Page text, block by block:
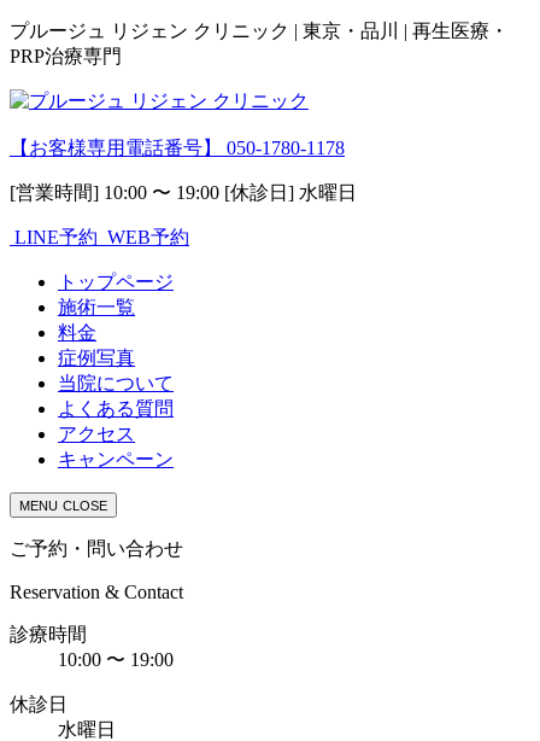
プルージュ リジェン クリニック | 東京・品川 | 再生医療・
PRP治療専門
【お客様専用電話番号】 050-1780-1178
[営業時間] 10:00 〜 19:00 [休診日] 水曜日
LINE予約 WEB予約
トップページ
施術一覧
料金
症例写真
当院について
よくある質問
アクセス
キャンペーン
MENU CLOSE
ご予約・問い合わせ
Reservation & Contact
診療時間
10:00 〜 19:00
休診日
水曜日